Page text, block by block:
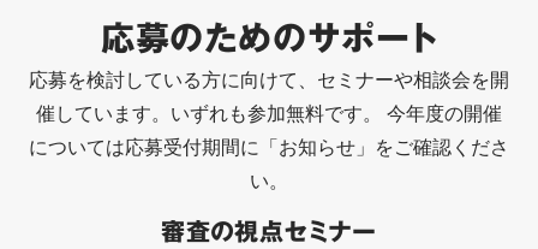
応募のためのサポート
応募を検討している方に向けて、セミナーや相談会を開
催しています。いずれも参加無料です。 今年度の開催
については応募受付期間に「お知らせ」をご確認くださ
い。
審査の視点セミナー